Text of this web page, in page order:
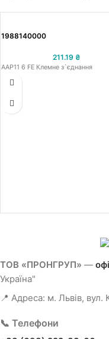
1988140000
211.19 ₴
AAP11 6 FE Клемне з`єднання
ТОВ «ПРОНГРУП» —
Україна"
📍 Адреса: м. Львів, вул.
📞 Телефони